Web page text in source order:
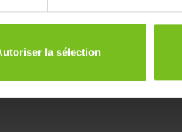
la sélection